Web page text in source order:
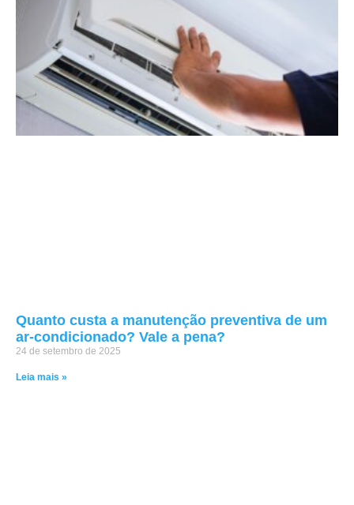
Quanto custa a manutenção preventiva de um
ar-condicionado? Vale a pena?
24 de setembro de 2025
Leia mais »